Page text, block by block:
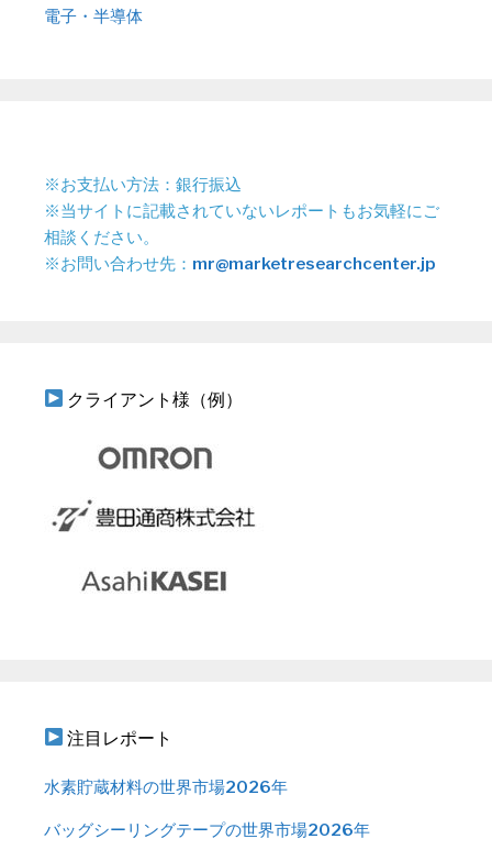
電子・半導体
※お支払い方法：銀行振込
※当サイトに記載されていないレポートもお気軽にご
相談ください。
※お問い合わせ先： mr@marketresearchcenter.jp
クライアント様（例）
注目レポート
水素貯蔵材料の世界市場2026年
バッグシーリングテープの世界市場2026年